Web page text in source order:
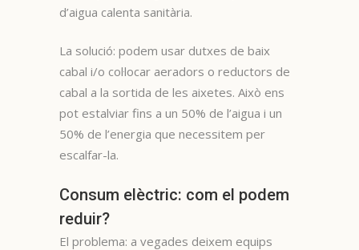
d’aigua calenta sanitària.
La solució: podem usar dutxes de baix
cabal i/o col·locar aeradors o reductors de
cabal a la sortida de les aixetes. Això ens
pot estalviar fins a un 50% de l’aigua i un
50% de l’energia que necessitem per
escalfar-la.
Consum elèctric: com el podem
reduir?
El problema: a vegades deixem equips